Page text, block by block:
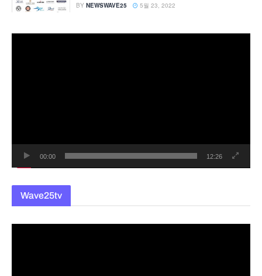
BY NEWSWAVE25 5월 23, 2022
00:00 12:26
Wave25tv